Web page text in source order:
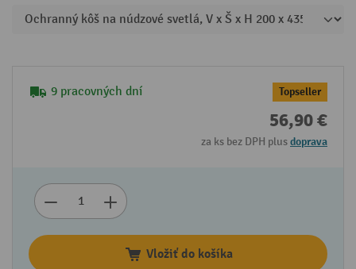
9 pracovných dní Topseller
56,90 €
za ks bez DPH plusdoprava
Vložiť do košíka